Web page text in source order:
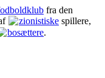
fra den
zionistiske spillere,
bosættere.